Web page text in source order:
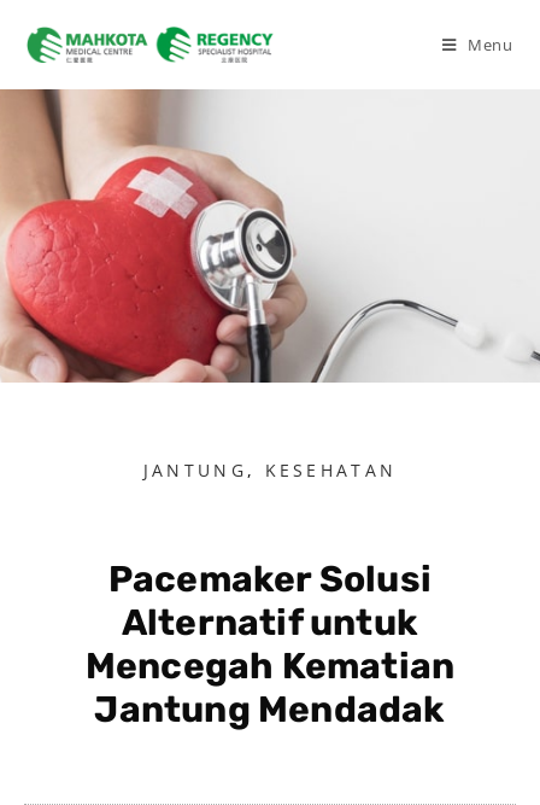
Menu
JANTUNG , KESEHATAN
Pacemaker Solusi
Alternatif untuk
Mencegah Kematian
Jantung Mendadak